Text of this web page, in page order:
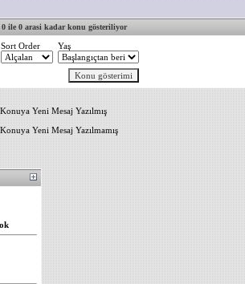
ile 0 arasi kadar konu gösteriliyor
Sort Order Yaş
Yeni Mesaj Yazılmış
Yeni Mesaj Yazılmamış